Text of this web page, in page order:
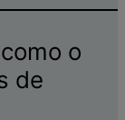
o
de